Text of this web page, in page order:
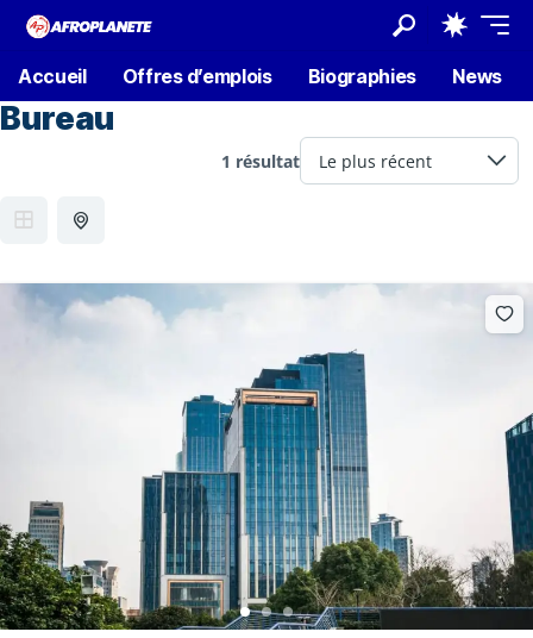
Accueil Offres d’emplois Biographies News
Bureau
1 résultat